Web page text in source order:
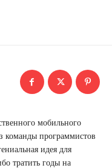
мобильного
команды программистов
идея для
тратить годы на